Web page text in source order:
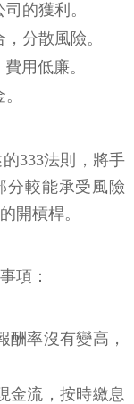
的獲利。
分散風險。
用低廉。
333法則，將手
分較能承受風險
開槓桿。
項：
酬率沒有變高，
金流，按時繳息